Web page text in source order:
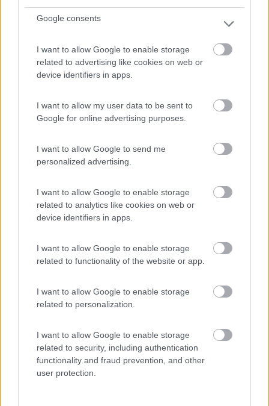
Google consents
I want to allow Google to enable storage
related to advertising like cookies on web or
device identifiers in apps.
I want to allow my user data to be sent to
Google for online advertising purposes.
I want to allow Google to send me
personalized advertising.
I want to allow Google to enable storage
related to analytics like cookies on web or
device identifiers in apps.
I want to allow Google to enable storage
related to functionality of the website or app.
I want to allow Google to enable storage
related to personalization.
I want to allow Google to enable storage
related to security, including authentication
functionality and fraud prevention, and other
user protection.
Questa cosa è evidentissima con batterie di piccola capacità;
infatti loro dichiarano che l'uso è consentito con almeno 150 Ah,
Infatti in questo modo il fenomeno sopra riportato viene ridotto
o addirittura eliminato.
anche questo problema, modulando la corrente di carica.
generatore non parta è dovuto alla tensione della BS che in quel
momento è oltre la soglia massima di intervento. Il sistema
quindi non dà il consenso alla partenza.
___________________________________/
L'esperienza?? E' la somma delle fregature!!!